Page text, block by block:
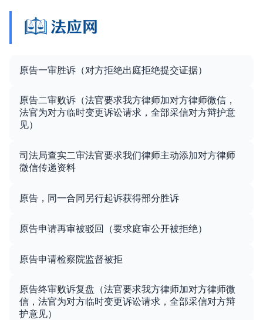
原告一审胜诉（对方拒绝出庭拒绝提交证据）
原告二审败诉（法官要求我方律师加对方律师微信，
法官为对方临时变更诉讼请求，全部采信对方辩护意
见）
司法局查实二审法官要求我们律师主动添加对方律师
微信传递资料
原告，同一合同另行起诉获得部分胜诉
原告申请再审被驳回（要求庭审公开被拒绝）
原告申请检察院监督被拒
原告终审败诉复盘（法官要求我方律师加对方律师微
信，法官为对方临时变更诉讼请求，全部采信对方辩
护意见）